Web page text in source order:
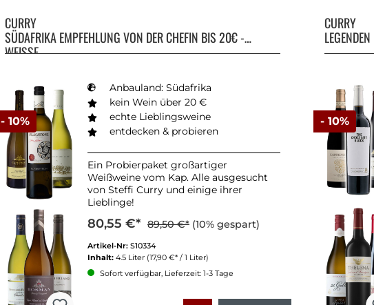
- 10%
CURRY
SÜDAFRIKA EMPFEHLUNG VON DER CHEFIN BIS 20€ -
WEISSE
Anbauland: Südafrika
kein Wein über 20 €
echte Lieblingsweine
entdecken & probieren
Ein Probierpaket großartiger
Weißweine vom Kap. Alle ausgesucht
von Steffi Curry und einige ihrer
Lieblinge!
80,55 €* 89,50 €* (10% gespart)
Artikel-Nr: S10334
Inhalt: 4.5 Liter (17,90 €* / 1 Liter)
Sofort verfügbar, Lieferzeit: 1-3 Tage
- 10%
CURRY